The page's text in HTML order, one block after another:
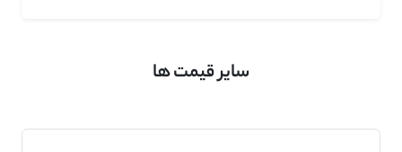
سایر قیمت ها